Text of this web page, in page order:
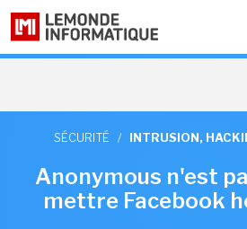
SÉCURITÉ / INTRUSION,
Anonymous n'est
mettre Facebook